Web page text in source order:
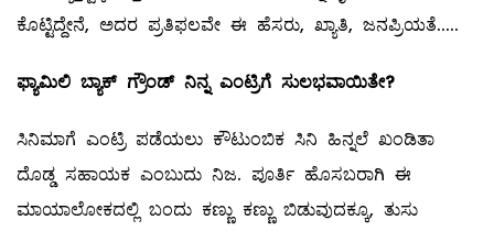
ಕೊಟ್ಟಿದ್ದೇನೆ, ಅದರ ಪ್ರತಿಫಲವೇ ಈ ಹೆಸರು, ಖ್ಯಾತಿ, ಜನಪ್ರಿಯತೆ.....
ಫ್ಯಾಮಿಲಿ ಬ್ಯಾಕ್‌ ಗ್ರೌಂಡ್‌ ನಿನ್ನ ಎಂಟ್ರಿಗೆ ಸುಲಭವಾಯಿತೇ?
ಸಿನಿಮಾಗೆ ಎಂಟ್ರಿ ಪಡೆಯಲು ಕೌಟುಂಬಿಕ ಸಿನಿ ಹಿನ್ನಲೆ ಖಂಡಿತಾ
ದೊಡ್ಡ ಸಹಾಯಕ ಎಂಬುದು ನಿಜ. ಪೂರ್ತಿ ಹೊಸಬರಾಗಿ ಈ
ಮಾಯಾಲೋಕದಲ್ಲಿ ಬಂದು ಕಣ್ಣು ಕಣ್ಣು ಬಿಡುವುದಕ್ಕೂ, ತುಸು